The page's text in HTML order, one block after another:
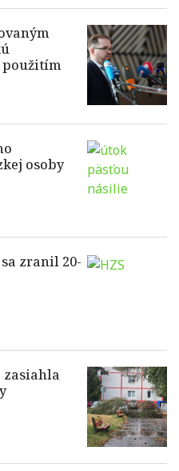
osoby
zranil 20-
zasiahla